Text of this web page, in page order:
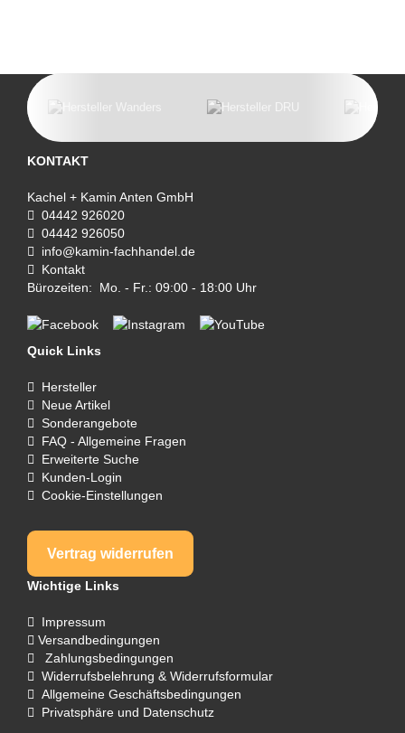
KONTAKT
Kachel + Kamin Anten GmbH
04442 926020
04442 926050
info@kamin-fachhandel.de
Kontakt
Bürozeiten: Mo. - Fr.: 09:00 - 18:00 Uhr
Quick Links
Hersteller
Neue Artikel
Sonderangebote
FAQ - Allgemeine Fragen
Erweiterte Suche
Kunden-Login
Cookie-Einstellungen
Vertrag widerrufen
Wichtige Links
Impressum
Versandbedingungen
Zahlungsbedingungen
Widerrufsbelehrung & Widerrufsformular
Allgemeine Geschäftsbedingungen
Privatsphäre und Datenschutz